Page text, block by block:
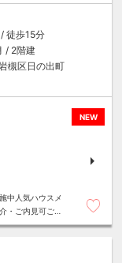
/ 徒歩15分
/ 2階建
槻区日の出町
NEW
中人気ハウスメ
・ご内見可ご予